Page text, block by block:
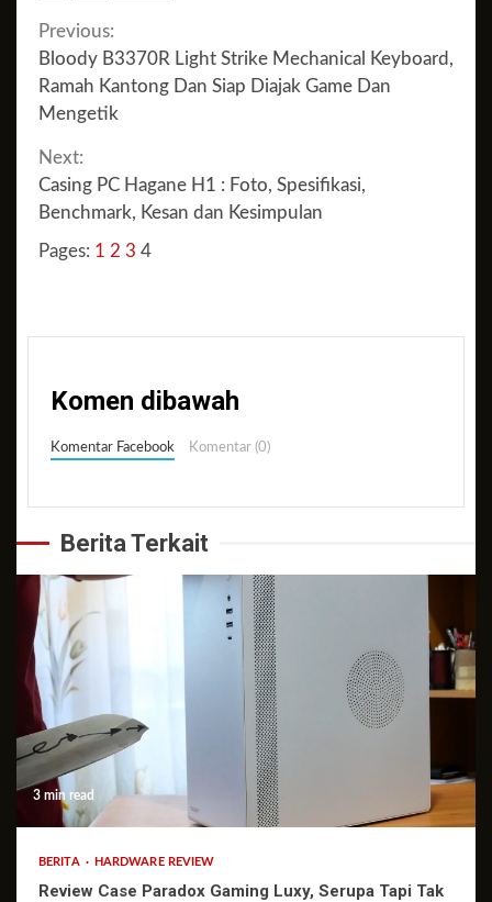
Continue
Reading
Previous:
Bloody B3370R Light Strike Mechanical Keyboard,
Ramah Kantong Dan Siap Diajak Game Dan
Mengetik
Next:
Casing PC Hagane H1 : Foto, Spesifikasi,
Benchmark, Kesan dan Kesimpulan
Pages: 1 2 3 4
Komen dibawah
Komentar Facebook Komentar (0)
Berita Terkait
3 min read
BERITA HARDWARE REVIEW
Review Case Paradox Gaming Luxy, Serupa Tapi Tak